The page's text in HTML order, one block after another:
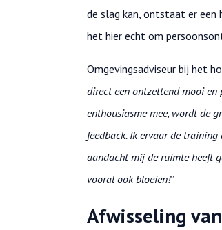
de slag kan, ontstaat er een
het hier echt om
Omgevingsadviseur bij het
direct een ontzettend mooi en
enthousiasme mee, wordt de
feedback. Ik ervaar de
aandacht mij de ruimte heeft
vooral ook bloeien!”
Afwisseling